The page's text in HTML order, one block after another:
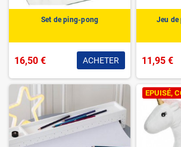
Set de ping-pong
16,50 € ACHETER
Jeu de
11,95 €
EPUISÉ,